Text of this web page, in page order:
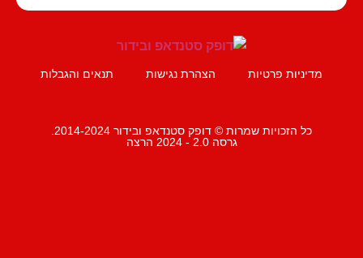
מדיניות פרטיות הצהרת נגישות תנאים והגבלות
כל הזכויות שמרות © דופק סטנדאפ ובידור 2014-2024.
גרסה 2.0 - 2024 הרצה